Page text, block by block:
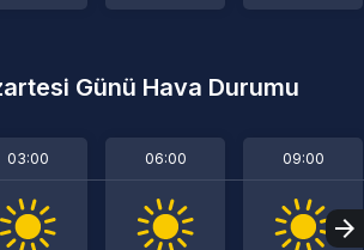
Günü Hava Durumu
03:00 06:00 09:00